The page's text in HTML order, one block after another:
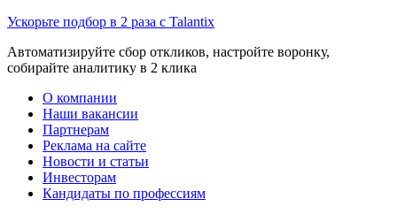
Ускорьте подбор в 2 раза с Talantix
Автоматизируйте сбор откликов, настройте воронку,
собирайте аналитику в 2 клика
О компании
Наши вакансии
Партнерам
Реклама на сайте
Новости и статьи
Инвесторам
Кандидаты по профессиям